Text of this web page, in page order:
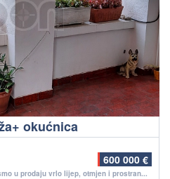
okućnica
600 000 €
u prodaju vrlo lijep, otmjen i prostran...